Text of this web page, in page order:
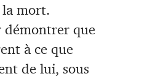
mort.
démontrer que
à ce que
de lui, sous